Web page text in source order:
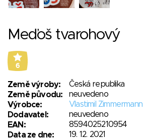
Meďoš tvarohový
6
Země výroby:
Česká republika
Země původu:
neuvedeno
Výrobce:
Vlastimil Zimmermann
Dodavatel:
neuvedeno
EAN:
8594025210954
Data ze dne:
19. 12. 2021